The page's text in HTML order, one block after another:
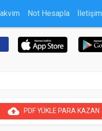
Not Hesapla İletişim
cloud_uploadPDF YÜKLE PARA KAZAN